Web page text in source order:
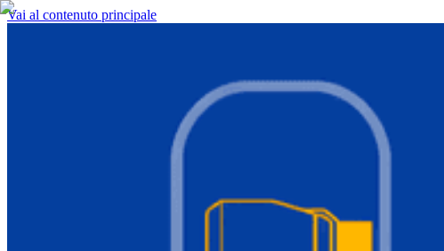
Vai al contenuto principale